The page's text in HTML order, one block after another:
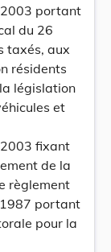
portant
du 26
taxés, aux
résidents
législation
et
fixant
de la
règlement
portant
pour la